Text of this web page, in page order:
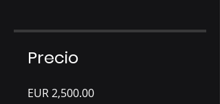
Precio
EUR 2,500.00